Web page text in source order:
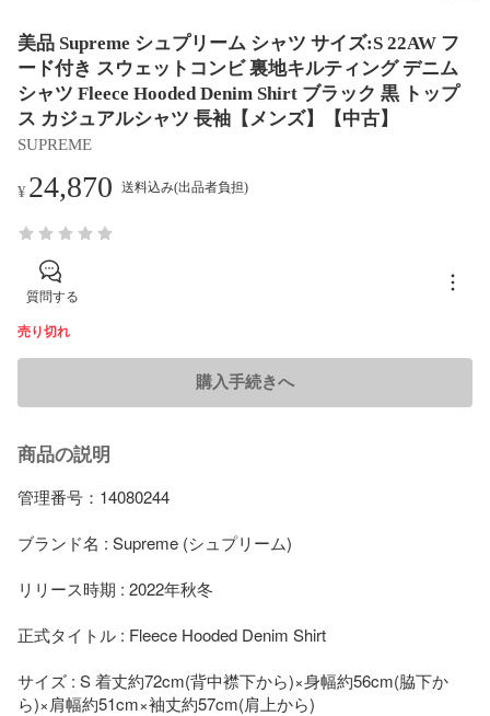
美品 Supreme シュプリーム シャツ サイズ:S 22AW フ
ード付き スウェットコンビ 裏地キルティング デニム
シャツ Fleece Hooded Denim Shirt ブラック 黒 トップ
ス カジュアルシャツ 長袖【メンズ】【中古】
SUPREME
¥24,870 送料込み(出品者負担)
質問する
売り切れ
購入手続きへ
商品の説明
管理番号：14080244
ブランド名 : Supreme (シュプリーム)
リリース時期 : 2022年秋冬
正式タイトル : Fleece Hooded Denim Shirt
サイズ : S 着丈約72cm(背中襟下から)×身幅約56cm(脇下か
ら)×肩幅約51cm×袖丈約57cm(肩上から)